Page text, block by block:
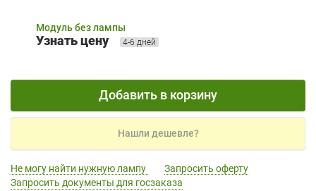
Модуль без лампы
Узнать цену 4-6 дней
Добавить в корзину
Нашли дешевле?
Не могу найти нужную лампу
Запросить оферту
Запросить документы для госзаказа